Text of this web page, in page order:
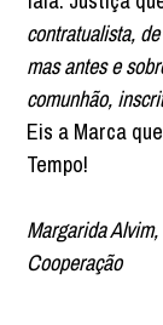
contratualista,
mas antes e
comunhão,
Eis a Marca
Tempo!
Margarida
Cooperação